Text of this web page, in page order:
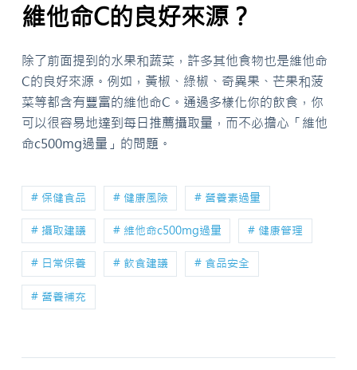
維他命C的良好來源？
除了前面提到的水果和蔬菜，許多其他食物也是維他命
C的良好來源。例如，黃椒、綠椒、奇異果、芒果和菠
菜等都含有豐富的維他命C。通過多樣化你的飲食，你
可以很容易地達到每日推薦攝取量，而不必擔心「維他
命c500mg過量」的問題。
# 保健食品 # 健康風險 # 營養素過量
# 攝取建議 # 維他命c500mg過量 # 健康管理
# 日常保養 # 飲食建議 # 食品安全
# 營養補充